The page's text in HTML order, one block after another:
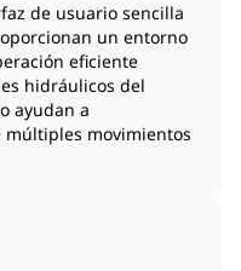
de usuario sencilla
un entorno
eficiente
hidráulicos del
ayudan a
movimientos